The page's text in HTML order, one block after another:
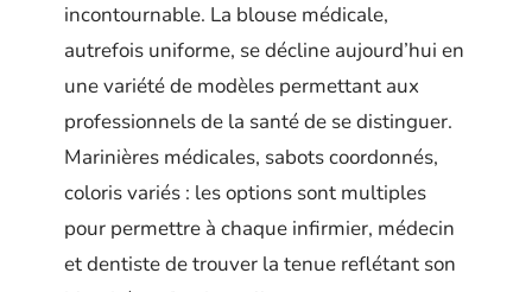
incontournable. La blouse médicale,
autrefois uniforme, se décline aujourd’hui en
une variété de modèles permettant aux
professionnels de la santé de se distinguer.
Marinières médicales, sabots coordonnés,
coloris variés : les options sont multiples
pour permettre à chaque infirmier, médecin
et dentiste de trouver la tenue reflétant son